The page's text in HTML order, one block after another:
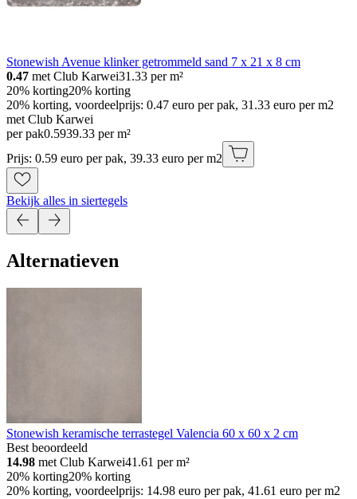
Stonewish Avenue klinker getrommeld sand 7 x 21 x 8 cm
0.47 met Club Karwei31.33 per m²
20% korting20% korting
20% korting, voordeelprijs: 0.47 euro per pak, 31.33 euro per m2
met Club Karwei
per pak0.5939.33 per m²
Prijs: 0.59 euro per pak, 39.33 euro per m2
Bekijk alles in siertegels
Alternatieven
Stonewish keramische terrastegel Valencia 60 x 60 x 2 cm
Best beoordeeld
14.98 met Club Karwei41.61 per m²
20% korting20% korting
20% korting, voordeelprijs: 14.98 euro per pak, 41.61 euro per m2